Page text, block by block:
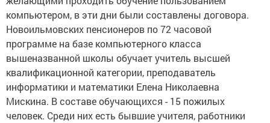
компьютером, в эти дни были составлены договора.
Новоильмовских пенсионеров по 72 часовой
программе на базе компьютерного класса
вышеназванной школы обучает учитель высшей
квалификационной категории, преподаватель
информатики и математики Елена Николаевна
Мискина. В составе обучающихся - 15 пожилых
человек. Среди них есть бывшие учителя, работники